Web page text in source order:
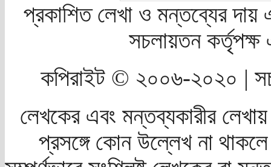
প্রকাশিত লেখা ও মন্তব্যের দায়
সচলায়তন
কপিরাইট © ২০০৬-২০২০ |
লেখকের এবং মন্তব্যকারীর
প্রসঙ্গে কোন উল্লেখ না